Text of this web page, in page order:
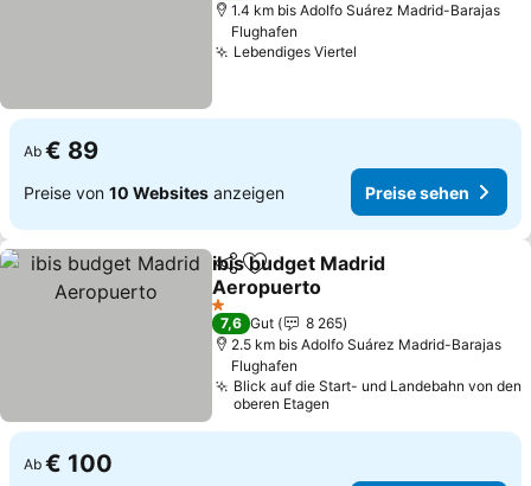
1.4 km bis Adolfo Suárez Madrid-Barajas
Flughafen
Lebendiges Viertel
Ab € 89
Preise von 10 Websites anzeigen Preise sehen
TeilenZu Favoriten hinzufügen
ibis budget Madrid
Aeropuerto
1 Sterne
7,6 Gut
8 265
2.5 km bis Adolfo Suárez Madrid-Barajas
Flughafen
Blick auf die Start- und Landebahn von den
oberen Etagen
Ab € 100